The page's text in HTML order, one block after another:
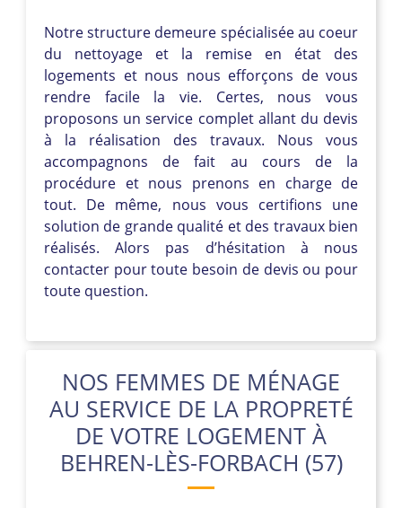
Notre structure demeure spécialisée au coeur
du nettoyage et la remise en état des
logements et nous nous efforçons de vous
rendre facile la vie. Certes, nous vous
proposons un service complet allant du devis
à la réalisation des travaux. Nous vous
accompagnons de fait au cours de la
procédure et nous prenons en charge de
tout. De même, nous vous certifions une
solution de grande qualité et des travaux bien
réalisés. Alors pas d’hésitation à nous
contacter pour toute besoin de devis ou pour
toute question.
NOS FEMMES DE MÉNAGE
AU SERVICE DE LA PROPRETÉ
DE VOTRE LOGEMENT À
BEHREN-LÈS-FORBACH (57)